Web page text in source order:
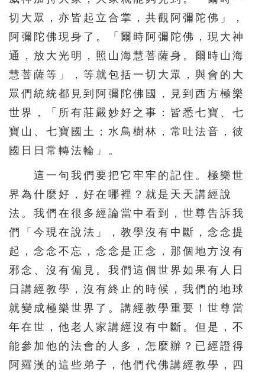
216 217 218 219 220
221 222 223 224 225
231 232 233 234 235
236 237 238 239 240
241 242 243 244 245
246 247 248 249 250
256 257 258 259 260
266 267 268 269 270
271 272 273 274 275
276 277 278 279 280
281 282 283 284 285
291 292 293 294 295
296 297 298 299 300
切大眾，亦皆起立合掌，共觀阿彌陀佛」，
阿彌陀佛現身了。「爾時阿彌陀佛，現大神
通，放大光明，照山海慧菩薩身。爾時山海
慧菩薩等」，等就包括一切大眾，與會的大
眾們統統都見到阿彌陀佛國，見到西方極樂
世界，「所有莊嚴妙好之事：皆悉七寶、七
寶山、七寶國土；水鳥樹林，常吐法音，彼
國日日常轉法輪」。
這一句我們要把它牢牢的記住。極樂世
界為什麼好，好在哪裡？就是天天講經說
法。我們在很多經論當中看到，世尊告訴我
們「今現在說法」，教學沒有中斷，念念提
起，念念不忘，念念是正念，那個地方沒有
邪念、沒有偏見。我們這個世界如果有人日
日講經教學，沒有終止的時候，我們的地球
就變成極樂世界了。講經教學重要！世尊當
年在世，他老人家講經沒有中斷。但是，不
能參加他的法會的人多，怎麼辦？已經證得
阿羅漢的這些弟子，他們代佛講經教學，四